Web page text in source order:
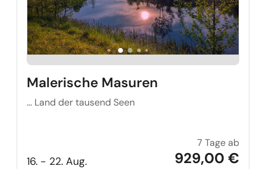
Malerische Masuren
… Land der tausend Seen
16. - 22. Aug.
7 Tage ab
929,00 €